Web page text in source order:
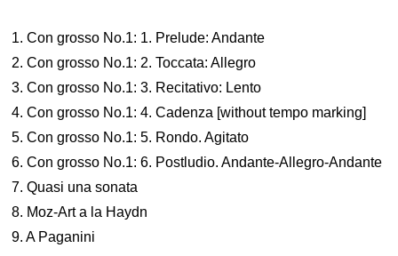
1. Con grosso No.1: 1. Prelude: Andante
2. Con grosso No.1: 2. Toccata: Allegro
3. Con grosso No.1: 3. Recitativo: Lento
4. Con grosso No.1: 4. Cadenza [without tempo marking]
5. Con grosso No.1: 5. Rondo. Agitato
6. Con grosso No.1: 6. Postludio. Andante-Allegro-Andante
7. Quasi una sonata
8. Moz-Art a la Haydn
9. A Paganini